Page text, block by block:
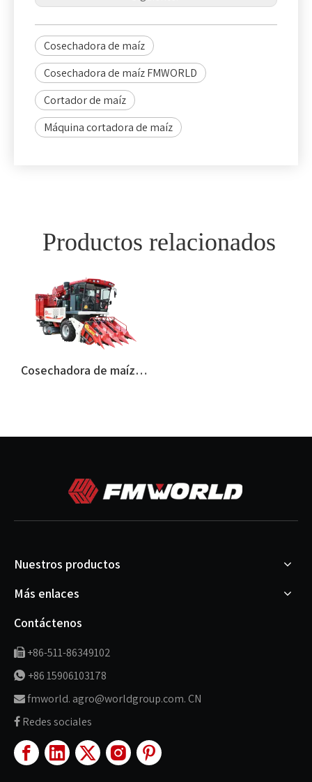
Cosechadora de maíz
Cosechadora de maíz FMWORLD
Cortador de maíz
Máquina cortadora de maíz
Productos relacionados
Cosechadora de maíz FMWORLD
Nuestros productos
Más enlaces
Contáctenos
 +86-511-86349102
 +86 15906103178
fmworld. agro@worldgroup.com. CN
 Redes sociales